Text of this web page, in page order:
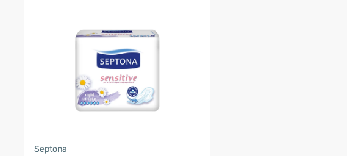
Septona